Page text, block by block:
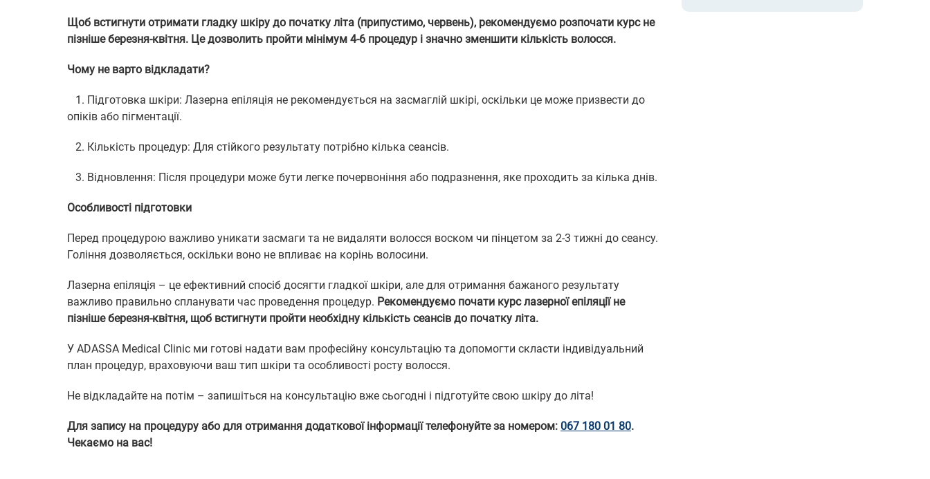
Щоб встигнути отримати гладку шкіру до початку літа (припустимо, червень), рекомендуємо розпочати курс не
пізніше березня-квітня. Це дозволить пройти мінімум 4-6 процедур і значно зменшити кількість волосся.
Чому не варто відкладати?
1. Підготовка шкіри: Лазерна епіляція не рекомендується на засмаглій шкірі, оскільки це може призвести до
опіків або пігментації.
2. Кількість процедур: Для стійкого результату потрібно кілька сеансів.
3. Відновлення: Після процедури може бути легке почервоніння або подразнення, яке проходить за кілька днів.
Особливості підготовки
Перед процедурою важливо уникати засмаги та не видаляти волосся воском чи пінцетом за 2-3 тижні до сеансу.
Гоління дозволяється, оскільки воно не впливає на корінь волосини.
Лазерна епіляція – це ефективний спосіб досягти гладкої шкіри, але для отримання бажаного результату
важливо правильно спланувати час проведення процедур. Рекомендуємо почати курс лазерної епіляції не
пізніше березня-квітня, щоб встигнути пройти необхідну кількість сеансів до початку літа.
У ADASSA Medical Clinic ми готові надати вам професійну консультацію та допомогти скласти індивідуальний
план процедур, враховуючи ваш тип шкіри та особливості росту волосся.
Не відкладайте на потім – запишіться на консультацію вже сьогодні і підготуйте свою шкіру до літа!
Для запису на процедуру або для отримання додаткової інформації телефонуйте за номером: 067 180 01 80.
Чекаємо на вас!